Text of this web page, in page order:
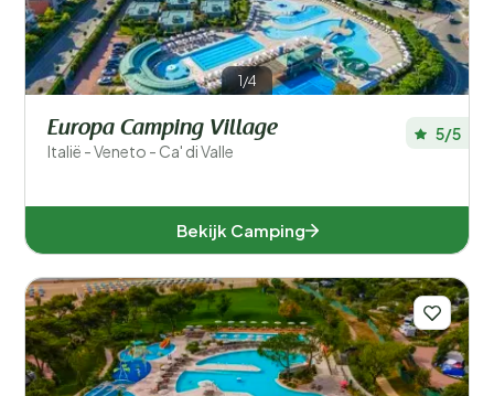
1/4
Europa Camping Village
Italië - Veneto - Ca' di Valle
5/5
Bekijk Camping